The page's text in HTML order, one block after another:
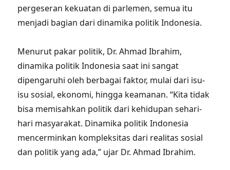
pergeseran kekuatan di parlemen, semua itu
menjadi bagian dari dinamika politik Indonesia.
Menurut pakar politik, Dr. Ahmad Ibrahim,
dinamika politik Indonesia saat ini sangat
dipengaruhi oleh berbagai faktor, mulai dari isu-
isu sosial, ekonomi, hingga keamanan. “Kita tidak
bisa memisahkan politik dari kehidupan sehari-
hari masyarakat. Dinamika politik Indonesia
mencerminkan kompleksitas dari realitas sosial
dan politik yang ada,” ujar Dr. Ahmad Ibrahim.